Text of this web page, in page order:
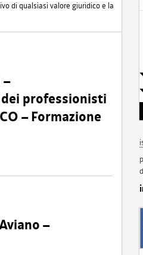
di qualsiasi valore giuridico e la
dei professionisti
– Formazione
–